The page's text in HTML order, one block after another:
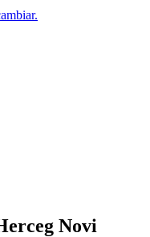
Novi